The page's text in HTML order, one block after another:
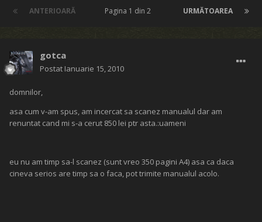
ANTERIOARĂ URMĂTOAREA
Pagina 1 din 2
gotca
Postat Ianuarie 15, 2010
domnilor,
asa cum v-am spus, am incercat sa scanez manualul dar am
renuntat cand mi s-a cerut 850 lei ptr asta.:uameni
eu nu am timp sa-l scanez (sunt vreo 350 pagini A4) asa ca daca
cineva serios are timp sa o faca, pot trimite manualul acolo.